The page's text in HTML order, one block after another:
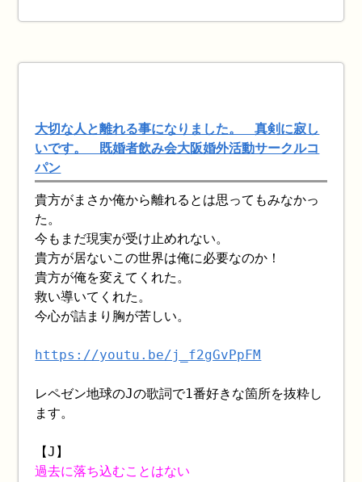
大切な人と離れる事になりました。 真剣に寂し
いです。 既婚者飲み会大阪婚外活動サークルコ
パン
貴方がまさか俺から離れるとは思ってもみなかっ
た。
今もまだ現実が受け止めれない。
貴方が居ないこの世界は俺に必要なのか！
貴方が俺を変えてくれた。
救い導いてくれた。
今心が詰まり胸が苦しい。
https://youtu.be/j_f2gGvPpFM
レペゼン地球のJの歌詞で1番好きな箇所を抜粋し
ます。
【J】
過去に落ち込むことはない